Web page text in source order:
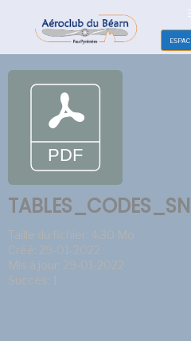
Taille du fichier: 4.30 Mo
Créé: 29-01-2022
Mis à jour: 29-01-2022
Succès: 1